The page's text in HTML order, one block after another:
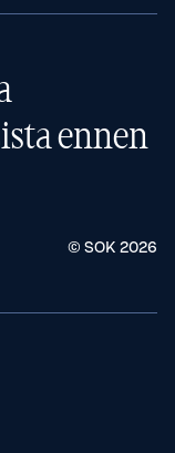
ennen
© SOK 2026